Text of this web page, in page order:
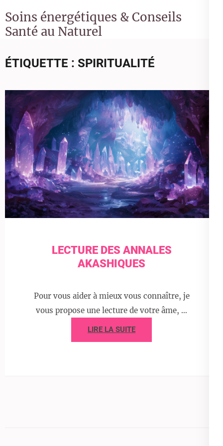
Soins énergétiques & Conseils
Santé au Naturel
ÉTIQUETTE : SPIRITUALITÉ
LECTURE DES ANNALES
AKASHIQUES
Pour vous aider à mieux vous connaître, je
vous propose une lecture de votre âme, …
LIRE LA SUITE